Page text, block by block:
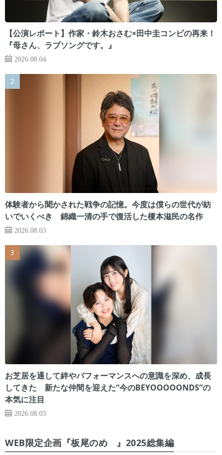
【公演レポート】作家・鈴木おさむ×田中圭コンビの再来！
『母さん、ラブソングです。』
2026.08.04
体験者から聞かされた戦争の記憶。今度は僕らの世代が紡
いでいくべき 錦織一清の手で復活した榎本滋民の名作
2026.08.03
お芝居を通して絆やパフォーマンスへの意識を深め、成長
してきた 新たな仲間を迎えた“今のBEYOOOOONDS”の
本気に注目
2026.08.03
WEB限定企画『板尾のめ゙』2025総集編